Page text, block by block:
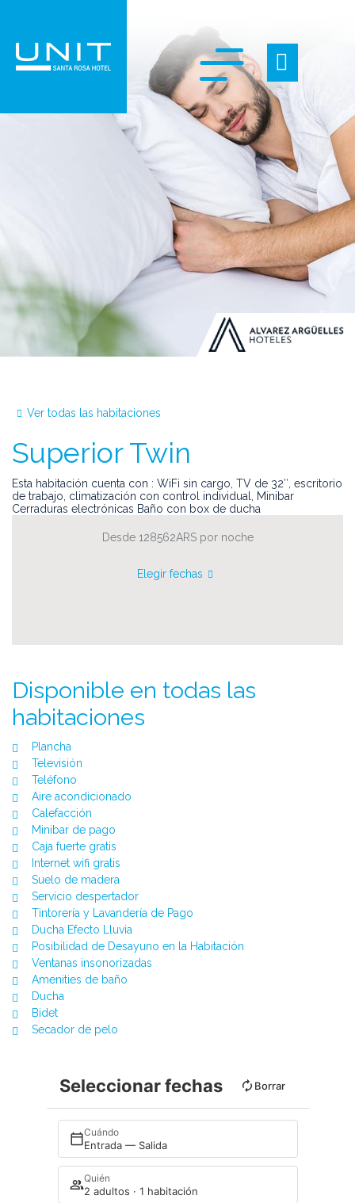
Ver todas las habitaciones
Superior Twin
Esta habitación cuenta con : WiFi sin cargo, TV de 32″, escritorio
de trabajo, climatización con control individual, Minibar
Cerraduras electrónicas Baño con box de ducha
Desde 128562ARSpor noche
Elegir fechas
Disponible en todas las
habitaciones
Plancha
Televisión
Teléfono
Aire acondicionado
Calefacción
Minibar de pago
Caja fuerte gratis
Internet wifi gratis
Suelo de madera
Servicio despertador
Tintorería y Lavandería de Pago
Ducha Efecto Lluvia
Posibilidad de Desayuno en la Habitación
Ventanas insonorizadas
Amenities de baño
Ducha
Bidet
Secador de pelo
Seleccionar fechas Borrar
Cuándo
Entrada — Salida
Quién
2 adultos · 1 habitación